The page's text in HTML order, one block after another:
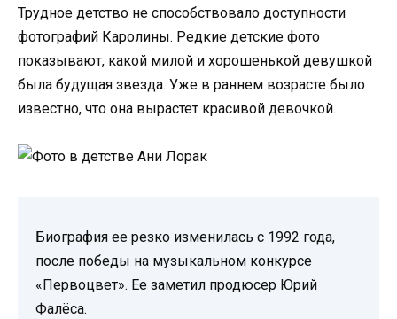
Трудное детство не способствовало доступности
фотографий Каролины. Редкие детские фото
показывают, какой милой и хорошенькой девушкой
была будущая звезда. Уже в раннем возрасте было
известно, что она вырастет красивой девочкой.
Биография ее резко изменилась с 1992 года,
после победы на музыкальном конкурсе
«Первоцвет». Ее заметил продюсер Юрий
Фалёса.